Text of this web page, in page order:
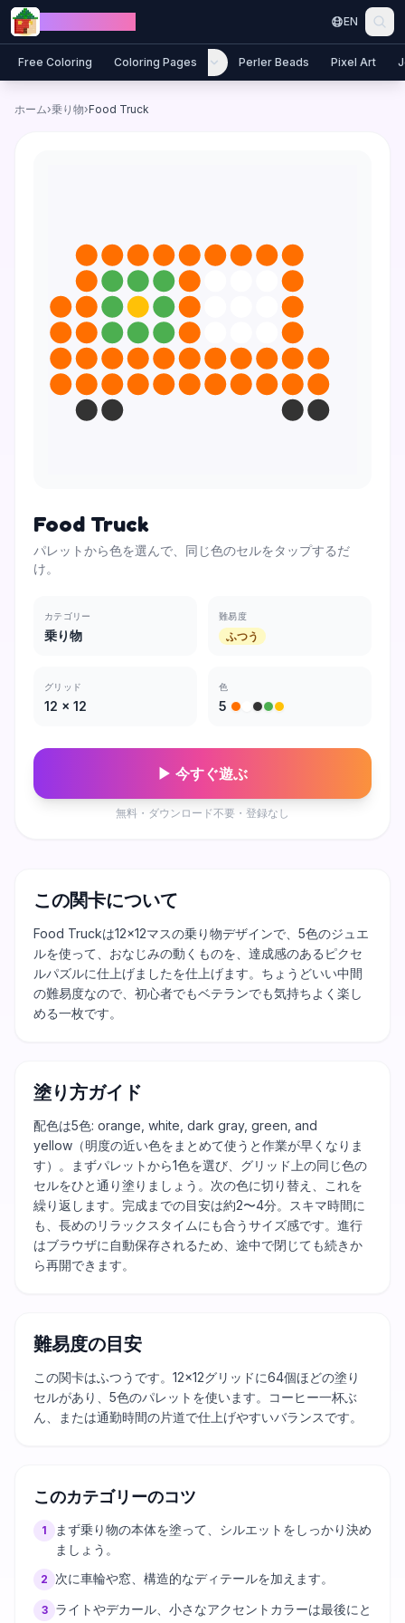
Skip to content
EN
Free Coloring Coloring Pages Perler Beads Pixel Art
ホーム›乗り物›Food Truck
Food Truck
パレットから色を選んで、同じ色のセルをタップするだ
け。
カテゴリー
乗り物
難易度
ふつう
グリッド
12 × 12
色
5
▶ 今すぐ遊ぶ
無料・ダウンロード不要・登録なし
この関卡について
Food Truckは12×12マスの乗り物デザインで、5色のジュエ
ルを使って、おなじみの動くものを、達成感のあるピクセ
ルパズルに仕上げましたを仕上げます。ちょうどいい中間
の難易度なので、初心者でもベテランでも気持ちよく楽し
める一枚です。
塗り方ガイド
配色は5色: orange, white, dark gray, green, and
yellow（明度の近い色をまとめて使うと作業が早くなりま
す）。まずパレットから1色を選び、グリッド上の同じ色の
セルをひと通り塗りましょう。次の色に切り替え、これを
繰り返します。完成までの目安は約2〜4分。スキマ時間に
も、長めのリラックスタイムにも合うサイズ感です。進行
はブラウザに自動保存されるため、途中で閉じても続きか
ら再開できます。
難易度の目安
この関卡はふつうです。12×12グリッドに64個ほどの塗り
セルがあり、5色のパレットを使います。コーヒー一杯ぶ
ん、または通勤時間の片道で仕上げやすいバランスです。
このカテゴリーのコツ
1
まず乗り物の本体を塗って、シルエットをしっかり決め
ましょう。
2 次に車輪や窓、構造的なディテールを加えます。
3
ライトやデカール、小さなアクセントカラーは最後にと